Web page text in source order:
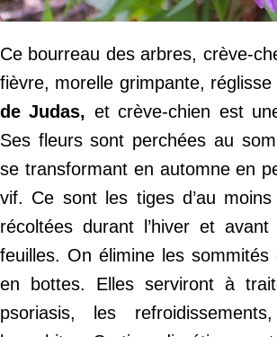
Ce bourreau des arbres, crève-
fièvre, morelle grimpante, réglisse
de Judas, et crève-chien est
Ses fleurs sont perchées au
se transformant en automne en
vif. Ce sont les tiges d’au
récoltées durant l’hiver et avant
feuilles. On élimine les
en bottes. Elles serviront à
psoriasis, les